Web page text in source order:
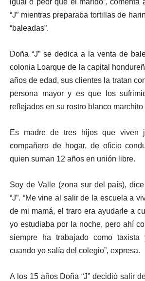
“J” mientras preparaba tortillas de
“baleadas”.
Doña “J” se dedica a la venta de
colonia Loarque de la capital
años de edad, sus clientes la tratan
persona mayor y es que los
reflejados en su rostro blanco marchito
Es madre de tres hijos que
compañero de hogar, de oficio
quien suman 12 años en unión libre.
Soy de Valle (zona sur del país),
“J”. “Me vine al salir de la escuela a
de mi mamá, el traro era ayudarle a
yo estudiaba por la noche, pero ahí
siempre ha trabajado como taxista
cuando yo salía del colegio”, expresa.
A los 15 años Doña “J” decidió salir